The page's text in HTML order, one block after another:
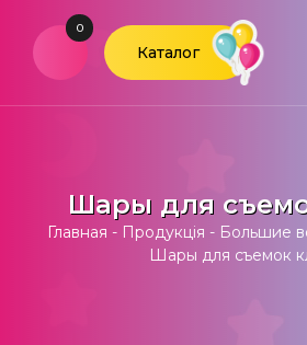
0
Каталог
Шары для
Главная - Продукція - Большие
Шары для съемок